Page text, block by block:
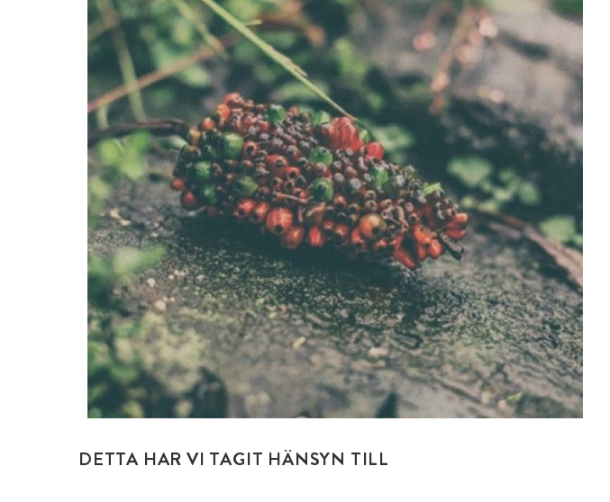
DETTA HAR VI TAGIT HÄNSYN TILL